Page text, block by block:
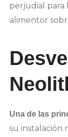
perjudial para
alimentor
Una de las
su instalación